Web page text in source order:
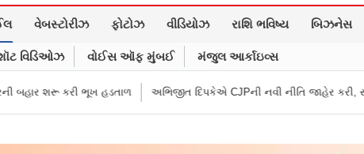
વેબસ્ટોરીઝ ફોટોઝ વીડિયોઝ રાશિ ભવિષ્ય બિઝનેસ
વિડિઓઝ વોઈસ ઑફ મુંબઈ મંજુલ આર્કાઇવ્સ
ભૂખ હડતાળ અભિજીત દિપકેએ CJPની નવી નીતિ જાહેર કરી, સપ્ટેમ્બરથી